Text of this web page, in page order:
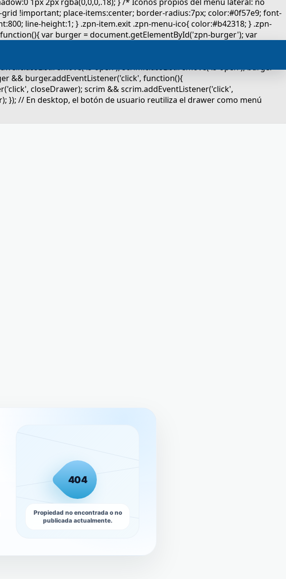
404
Propiedad no encontrada o no
publicada actualmente.